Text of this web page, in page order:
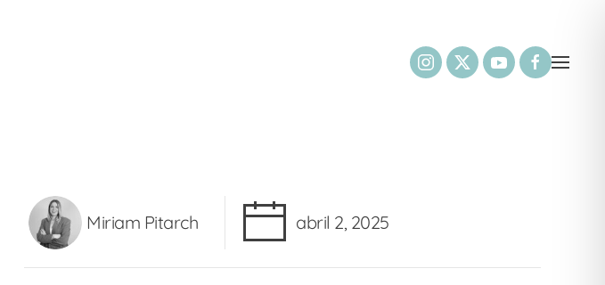
Miriam Pitarch abril 2, 2025